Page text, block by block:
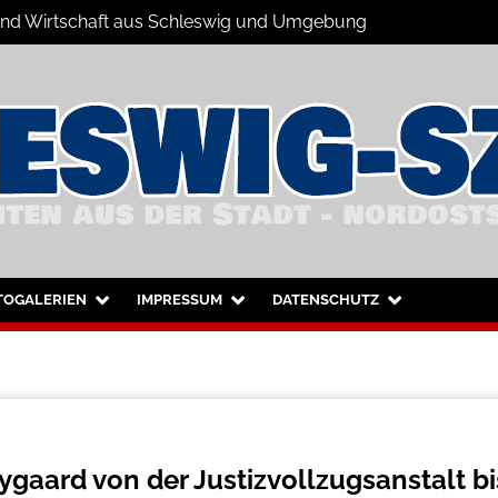
Wirtschaft aus Schleswig und Umgebung
und Umgebung
IMPRESSUM DATENSCHUTZ
von der Justizvollzugsanstalt